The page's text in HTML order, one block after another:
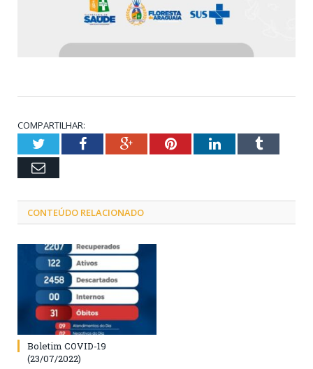
COMPARTILHAR:
TwitterFacebookGoogle+PinterestLinkedInTumblr
Email
CONTEÚDO RELACIONADO
Boletim COVID-19
(23/07/2022)